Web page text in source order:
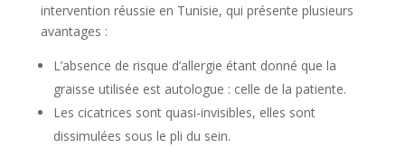
intervention réussie en Tunisie, qui présente plusieurs
avantages :
L’absence de risque d’allergie étant donné que la
graisse utilisée est autologue : celle de la patiente.
Les cicatrices sont quasi-invisibles, elles sont
dissimulées sous le pli du sein.